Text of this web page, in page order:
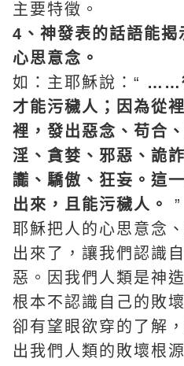
主要特徵。
4、神發表的話語能揭
心思意念。
如：主耶穌說：“ ……
才能污穢人；因為從
裡，發出惡念、苟合
淫、貪婪、邪惡、詭
讟、驕傲、狂妄。這
出來，且能污穢人。
耶穌把人的心思意念
出來了，讓我們認識
惡。因我們人類是神
根本不認識自己的敗
卻有望眼欲穿的了解
出我們人類的敗壞根